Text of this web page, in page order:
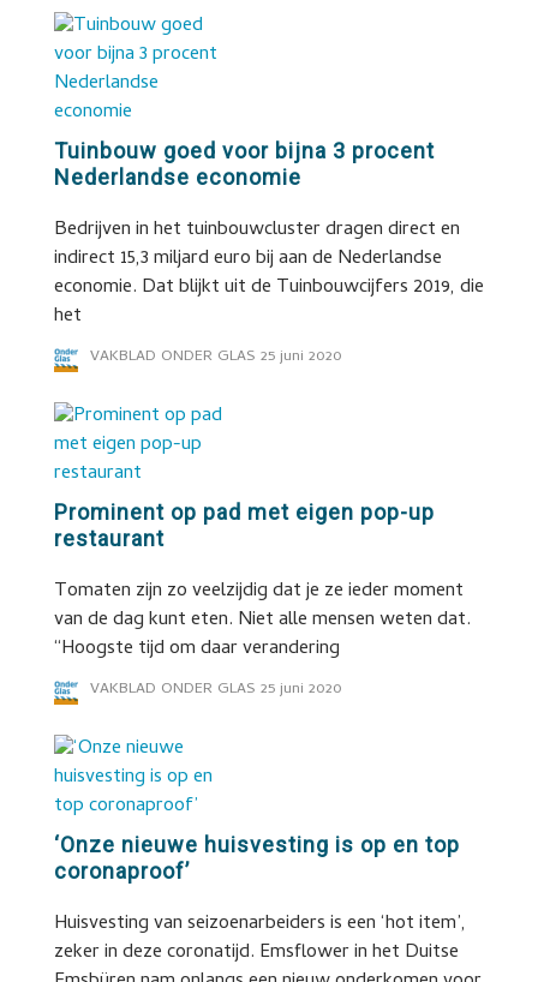
Tuinbouw goed voor bijna 3 procent
Nederlandse economie
Bedrijven in het tuinbouwcluster dragen direct en
indirect 15,3 miljard euro bij aan de Nederlandse
economie. Dat blijkt uit de Tuinbouwcijfers 2019, die
het
VAKBLAD ONDER GLAS 25 juni 2020
Prominent op pad met eigen pop-up
restaurant
Tomaten zijn zo veelzijdig dat je ze ieder moment
van de dag kunt eten. Niet alle mensen weten dat.
“Hoogste tijd om daar verandering
VAKBLAD ONDER GLAS 25 juni 2020
‘Onze nieuwe huisvesting is op en top
coronaproof’
Huisvesting van seizoenarbeiders is een ‘hot item’,
zeker in deze coronatijd. Emsflower in het Duitse